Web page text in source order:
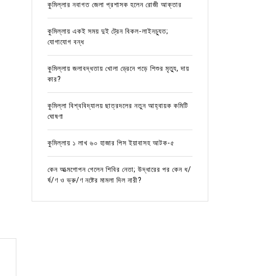
কুমিল্লার নবাগত জেলা প্রশাসক হলেন রোজী আক্তার
কুমিল্লায় একই সময় দুই ট্রেন বিকল-লাইনচ্যুত;
যোগাযোগ বন্ধ
কুমিল্লায় জলাবদ্ধতায় খোলা ড্রেনে পড়ে শিশুর মৃত্যু, দায়
কার?
কুমিল্লা বিশ্ববিদ্যালয় ছাত্রদলের নতুন আহ্বায়ক কমিটি
ঘোষণা
কুমিল্লায় ১ লাখ ৬০ হাজার পিস ইয়াবাসহ আটক-৫
কেন আত্মগোপন গেলেন শিবির নেতা; উদ্ধারের পর কেন ধ/
র্ষ/ণ ও ভ্রু/ণ নষ্টের মামলা দিল নারী?